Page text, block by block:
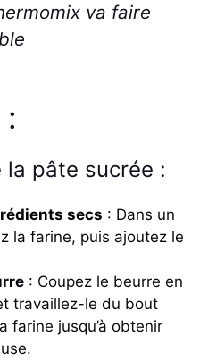
va faire
la pâte sucrée :
secs : Dans un
la farine, puis ajoutez le
: Coupez le beurre en
travaillez-le du bout
farine jusqu’à obtenir